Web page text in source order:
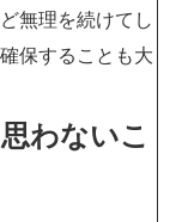
無理を続けてし
保することも大
わないこ